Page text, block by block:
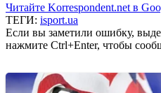
Читайте Korrespondent.net в
ТЕГИ: isport.ua
Если вы заметили ошибку,
нажмите Ctrl+Enter, чтобы